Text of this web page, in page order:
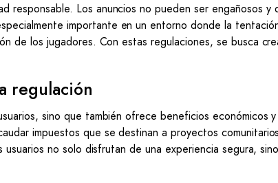
responsable. Los anuncios no pueden ser engañosos y
importante en un entorno donde la
de los jugadores. Con estas regulaciones, se busca
regulación
sino que también ofrece beneficios económicos
impuestos que se destinan a proyectos
no solo disfrutan de una experiencia segura,